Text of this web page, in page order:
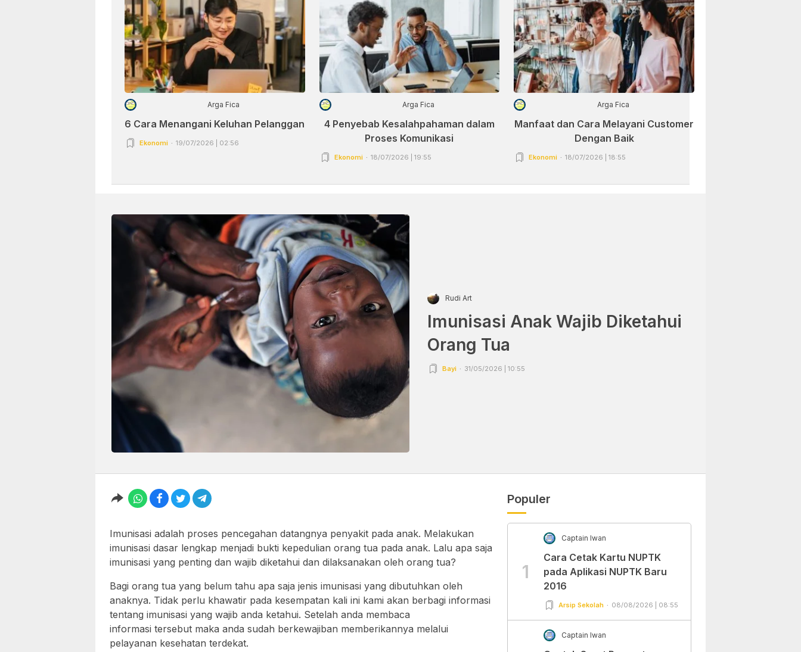
Arga Fica
6 Cara Menangani Keluhan Pelanggan
Ekonomi 19/07/2026 | 02:56
Arga Fica
4 Penyebab Kesalahpahaman dalam
Proses Komunikasi
Ekonomi 18/07/2026 | 19:55
Arga Fica
Manfaat dan Cara Melayani Customer
Dengan Baik
Ekonomi 18/07/2026 | 18:55
Rudi Art
Imunisasi Anak Wajib Diketahui
Orang Tua
Bayi 31/05/2026 | 10:55
Imunisasi adalah proses pencegahan datangnya penyakit pada anak. Melakukan
imunisasi dasar lengkap menjadi bukti kepedulian orang tua pada anak. Lalu apa saja
imunisasi yang penting dan wajib diketahui dan dilaksanakan oleh orang tua?
Bagi orang tua yang belum tahu apa saja jenis imunisasi yang dibutuhkan oleh
anaknya. Tidak perlu khawatir pada kesempatan kali ini kami akan berbagi informasi
tentang imunisasi yang wajib anda ketahui. Setelah anda membaca
informasi tersebut maka anda sudah berkewajiban memberikannya melalui
pelayanan kesehatan terdekat.
Populer
1
Captain Iwan
Cara Cetak Kartu NUPTK
pada Aplikasi NUPTK Baru
2016
Arsip Sekolah 08/08/2026 | 08:55
Captain Iwan